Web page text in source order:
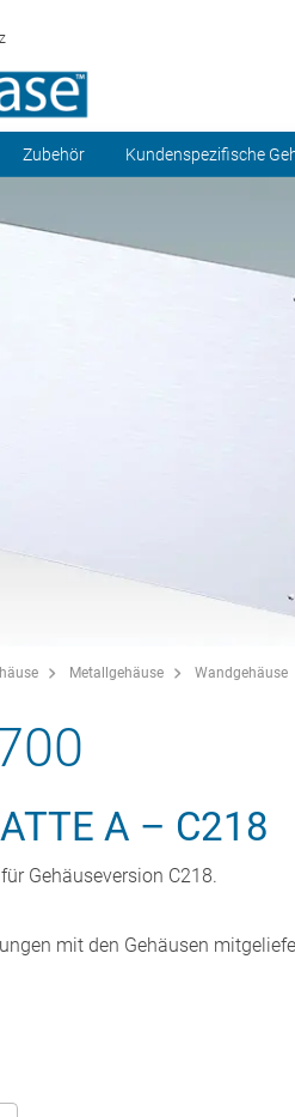
Zubehör Kundenspezifische
Metallgehäuse Wandgehäuse
A – C218
Gehäuseversion C218.
mit den Gehäusen